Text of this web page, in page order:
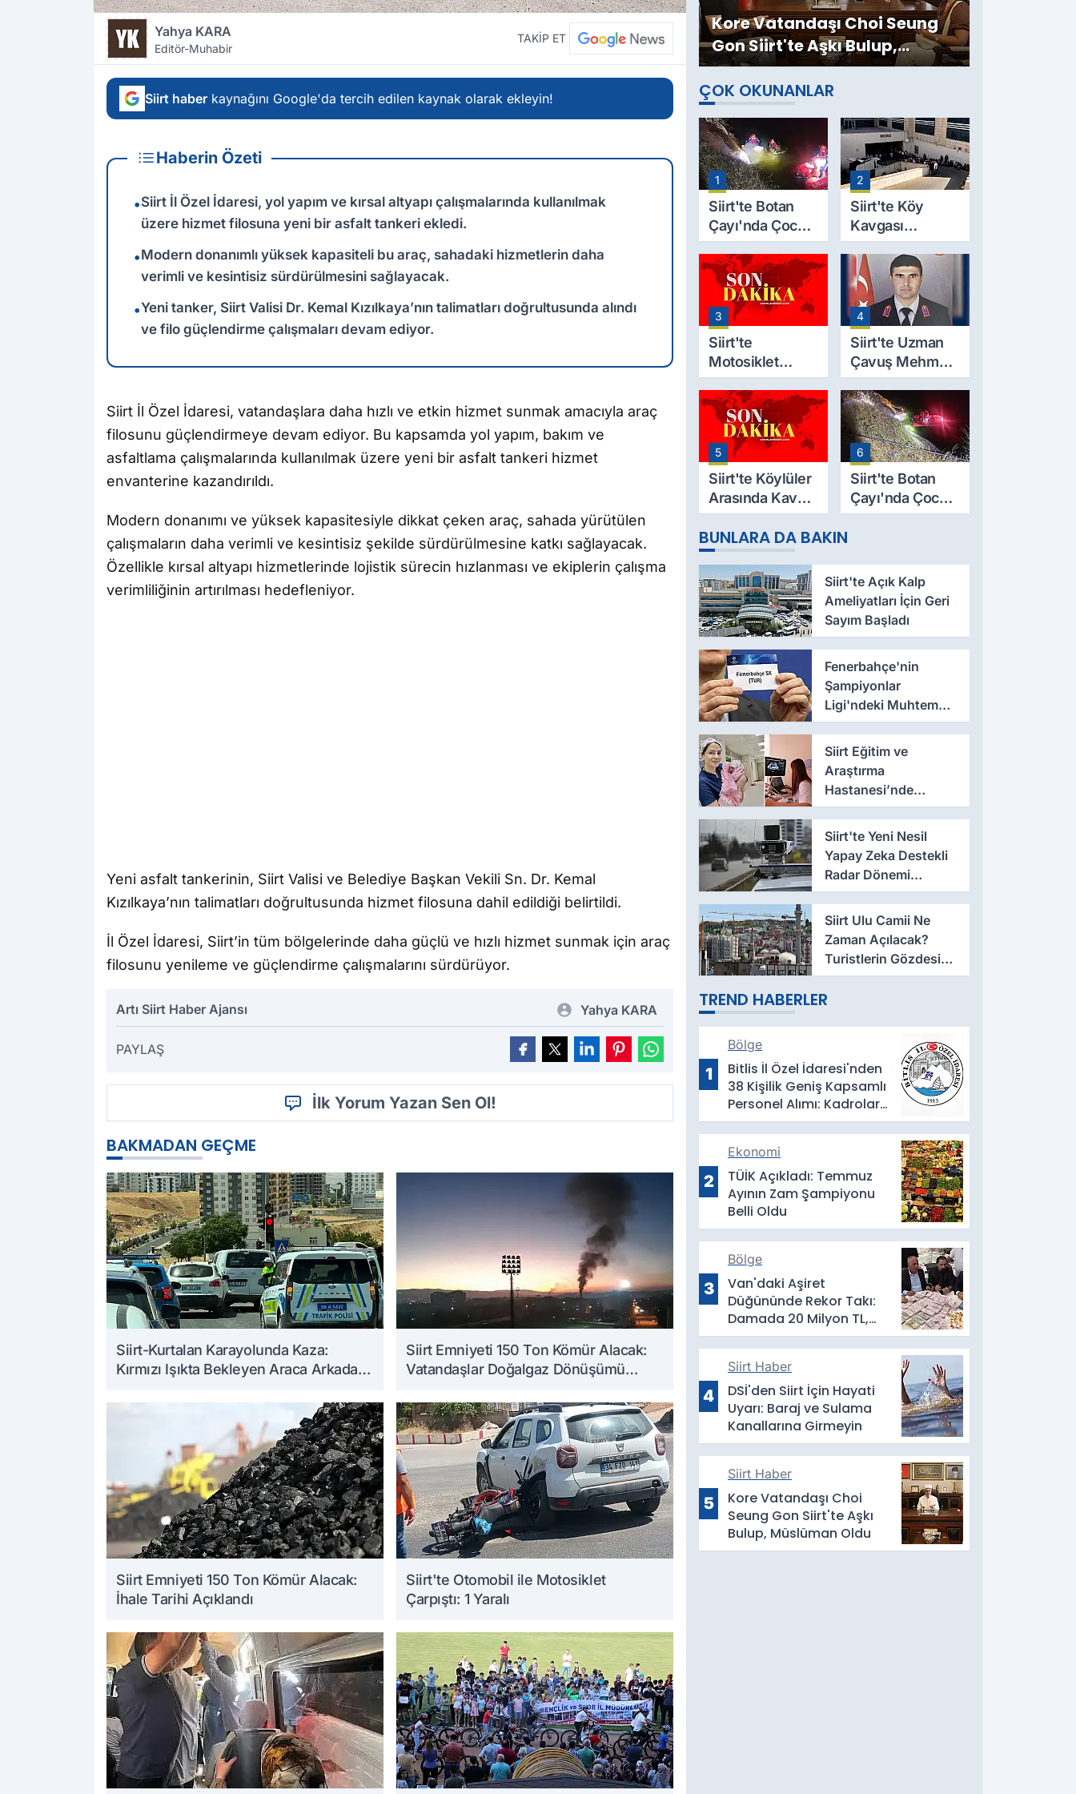
Yahya KARA
Editör-Muhabir
TAKİP ET
Siirt haber kaynağını Google'da tercih edilen kaynak olarak ekleyin!
Haberin Özeti
•Siirt İl Özel İdaresi, yol yapım ve kırsal altyapı çalışmalarında kullanılmak
üzere hizmet filosuna yeni bir asfalt tankeri ekledi.
•Modern donanımlı yüksek kapasiteli bu araç, sahadaki hizmetlerin daha
verimli ve kesintisiz sürdürülmesini sağlayacak.
•Yeni tanker, Siirt Valisi Dr. Kemal Kızılkaya’nın talimatları doğrultusunda alındı
ve filo güçlendirme çalışmaları devam ediyor.
Siirt İl Özel İdaresi, vatandaşlara daha hızlı ve etkin hizmet sunmak amacıyla araç
filosunu güçlendirmeye devam ediyor. Bu kapsamda yol yapım, bakım ve
asfaltlama çalışmalarında kullanılmak üzere yeni bir asfalt tankeri hizmet
envanterine kazandırıldı.
Modern donanımı ve yüksek kapasitesiyle dikkat çeken araç, sahada yürütülen
çalışmaların daha verimli ve kesintisiz şekilde sürdürülmesine katkı sağlayacak.
Özellikle kırsal altyapı hizmetlerinde lojistik sürecin hızlanması ve ekiplerin çalışma
verimliliğinin artırılması hedefleniyor.
Yeni asfalt tankerinin, Siirt Valisi ve Belediye Başkan Vekili Sn. Dr. Kemal
Kızılkaya’nın talimatları doğrultusunda hizmet filosuna dahil edildiği belirtildi.
İl Özel İdaresi, Siirt’in tüm bölgelerinde daha güçlü ve hızlı hizmet sunmak için araç
filosunu yenileme ve güçlendirme çalışmalarını sürdürüyor.
Artı Siirt Haber Ajansı Yahya KARA
PAYLAŞ
İlk Yorum Yazan Sen Ol!
BAKMADAN GEÇME
Siirt-Kurtalan Karayolunda Kaza:
Kırmızı Işıkta Bekleyen Araca Arkadan
Siirt Emniyeti 150 Ton Kömür Alacak:
Vatandaşlar Doğalgaz Dönüşümü
Siirt Emniyeti 150 Ton Kömür Alacak:
İhale Tarihi Açıklandı
Siirt'te Otomobil ile Motosiklet
Çarpıştı: 1 Yaralı
Kore Vatandaşı Choi Seung
Gon Siirt'te Aşkı Bulup,
Müslüman Oldu
ÇOK OKUNANLAR
1
Siirt'te Botan
Çayı'nda Çocuk
Cesedi
Bulundu: Kayıp
Baba İçin Arama
Çalışmaları
Başlıyor
2
Siirt'te Köy
Kavgası
Cinayetle
Sonuçlandı:
Selim B.
Hayatını
Kaybetti
3
Siirt'te
Motosiklet
Kazası Can Aldı:
39 Yaşındaki
Mesut Yıldız
Hayatını
Kaybetti
4
Siirt'te Uzman
Çavuş Mehmet
Salih Sarıyer,
Evinde Ölü
Bulundu
5
Siirt'te Köylüler
Arasında Kavga:
2 Yaralı, Birinin
Durumu Ağır
6
Siirt'te Botan
Çayı'nda Çocuk
Cesedi Bulundu
BUNLARA DA BAKIN
Siirt'te Açık Kalp
Ameliyatları İçin Geri
Sayım Başladı
Fenerbahçe'nin
Şampiyonlar
Ligi'ndeki Muhtemel
Rakibi Belli Oldu
Siirt Eğitim ve
Araştırma
Hastanesi’nde
Sezaryen Sonrası
Vajinal Doğum
Başarıyla
Uygulanıyor
Siirt'te Yeni Nesil
Yapay Zeka Destekli
Radar Dönemi
Başladı
Siirt Ulu Camii Ne
Zaman Açılacak?
Turistlerin Gözdesi
Aylardır Kapalı
TREND HABERLER
1
Bölge
Bitlis İl Özel İdaresi'nden
38 Kişilik Geniş Kapsamlı
Personel Alımı: Kadrolar,
Şartlar ve Başvuru
Detayları
2
Ekonomi
TÜİK Açıkladı: Temmuz
Ayının Zam Şampiyonu
Belli Oldu
3
Bölge
Van'daki Aşiret
Düğününde Rekor Takı:
Damada 20 Milyon TL,
Geline Kilolarca Altın
4
Siirt Haber
DSİ'den Siirt İçin Hayati
Uyarı: Baraj ve Sulama
Kanallarına Girmeyin
5
Siirt Haber
Kore Vatandaşı Choi
Seung Gon Siirt'te Aşkı
Bulup, Müslüman Oldu